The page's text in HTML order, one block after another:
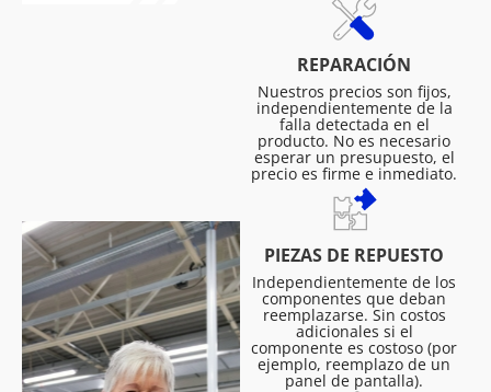
REPARACIÓN
Nuestros precios son fijos,
independientemente de la
falla detectada en el
producto. No es necesario
esperar un presupuesto, el
precio es firme e inmediato.
PIEZAS DE REPUESTO
Independientemente de los
componentes que deban
reemplazarse. Sin costos
adicionales si el
componente es costoso (por
ejemplo, reemplazo de un
panel de pantalla).